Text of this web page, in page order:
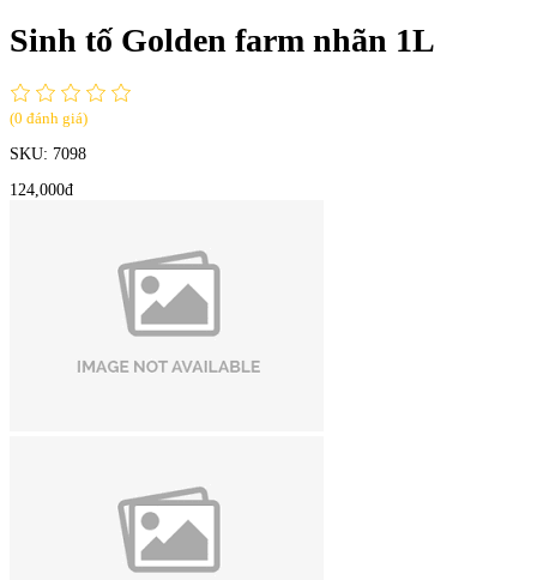
Sinh tố Golden farm nhãn 1L
(0 đánh giá)
SKU: 7098
124,000đ